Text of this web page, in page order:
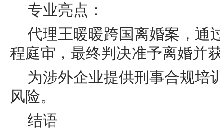
专业亮点：
代理王暖暖跨国离婚案，通
程庭审，最终判决准予离婚并
为涉外企业提供刑事合规培
风险。
结语